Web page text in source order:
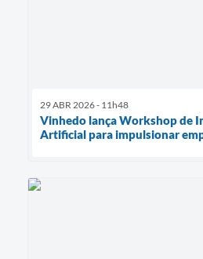
29 ABR 2026 - 11h48
Vinhedo lança Workshop de
Artificial para impulsionar